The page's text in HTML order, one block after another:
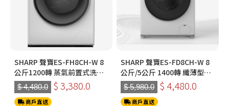
SHARP 聲寶ES-FH8CH-W 8
公斤1200轉 蒸氣前置式洗衣
機 前置式洗衣機
$ 4,480.0 $ 3,380.0
商戶直送
SHARP 聲寶ES-FD8CH-W 8
公斤/5公斤 1400轉 纖薄型蒸
氣洗衣乾衣機 2合1洗衣乾衣
機
$ 5,980.0 $ 4,480.0
商戶直送